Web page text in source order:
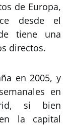
de Europa,
desde el
tiene una
directos.
en 2005, y
en
si bien
la capital